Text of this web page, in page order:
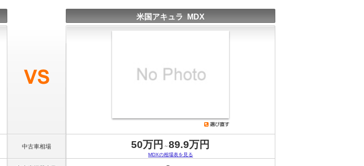
米国アキュラ MDX
中古車相場 50万円 ～89.9万円
MDXの相場表を見る